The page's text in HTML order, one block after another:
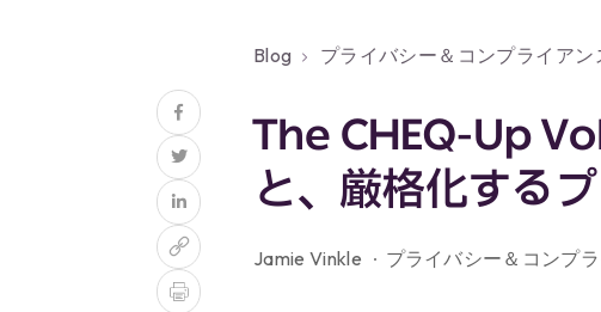
Blog プライバシー＆コンプライアン
The CHEQ-Up
と、厳格化する
Jamie Vinkle プライバシー＆コンプ